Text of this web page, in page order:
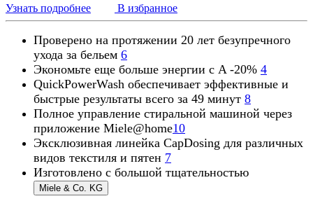
Узнать подробнее В избранное
Проверено на протяжении 20 лет безупречного
ухода за бельем 6
Экономьте еще больше энергии с A -20% 4
QuickPowerWash обеспечивает эффективные и
быстрые результаты всего за 49 минут 8
Полное управление стиральной машиной через
приложение Miele@home10
Эксклюзивная линейка CapDosing для различных
видов текстиля и пятен 7
Изготовлено с большой тщательностью
Miele & Co. KG